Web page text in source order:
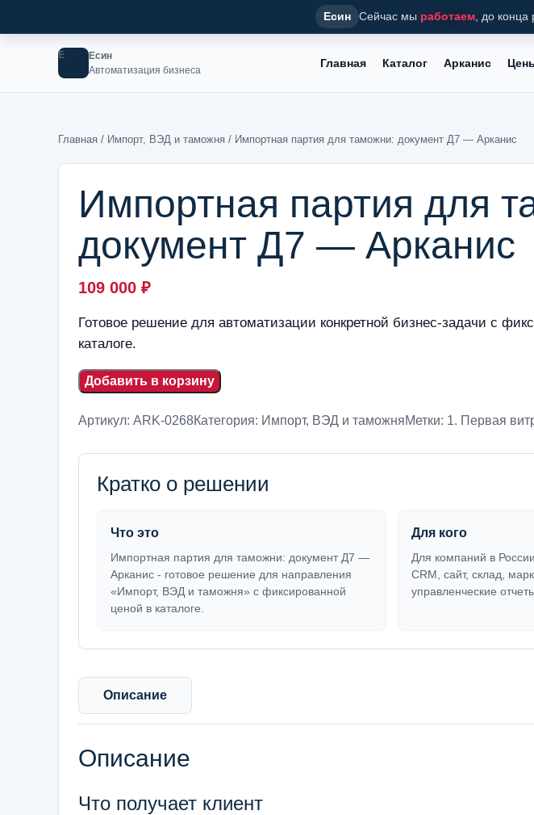
Есин Сейчас мы работаем , до
Е
Есин
Автоматизация бизнеса
Главная Каталог Арканис
Главная / Импорт, ВЭД и таможня / Импортная партия для таможни: документ Д7 — Арканис
Импортная партия для
документ Д7 — Арканис
109 000 ₽
Готовое решение для автоматизации конкретной бизнес-задачи с
каталоге.
Добавить в корзину
Артикул: ARK-0268Категория: Импорт, ВЭД и таможняМетки: 1. Первая
Кратко о решении
Что это
Импортная партия для таможни: документ Д7 —
Арканис - готовое решение для направления
«Импорт, ВЭД и таможня» с фиксированной
ценой в каталоге.
Для кого
Для компаний в
CRM, сайт, склад,
управленческие
Описание
Описание
Что получает клиент